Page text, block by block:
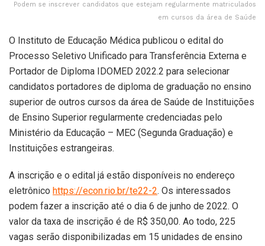
Podem se inscrever candidatos que estejam regularmente matriculados
em cursos da área de Saúde
O Instituto de Educação Médica publicou o edital do
Processo Seletivo Unificado para Transferência Externa e
Portador de Diploma IDOMED 2022.2 para selecionar
candidatos portadores de diploma de graduação no ensino
superior de outros cursos da área de Saúde de Instituições
de Ensino Superior regularmente credenciadas pelo
Ministério da Educação – MEC (Segunda Graduação) e
Instituições estrangeiras.
A inscrição e o edital já estão disponíveis no endereço
eletrônico https://econ.rio.br/te22-2. Os interessados
podem fazer a inscrição até o dia 6 de junho de 2022. O
valor da taxa de inscrição é de R$ 350,00. Ao todo, 225
vagas serão disponibilizadas em 15 unidades de ensino